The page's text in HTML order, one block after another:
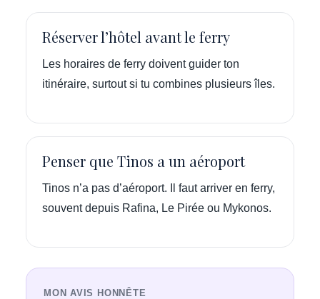
Réserver l’hôtel avant le ferry
Les horaires de ferry doivent guider ton
itinéraire, surtout si tu combines plusieurs îles.
Penser que Tinos a un aéroport
Tinos n’a pas d’aéroport. Il faut arriver en ferry,
souvent depuis Rafina, Le Pirée ou Mykonos.
MON AVIS HONNÊTE